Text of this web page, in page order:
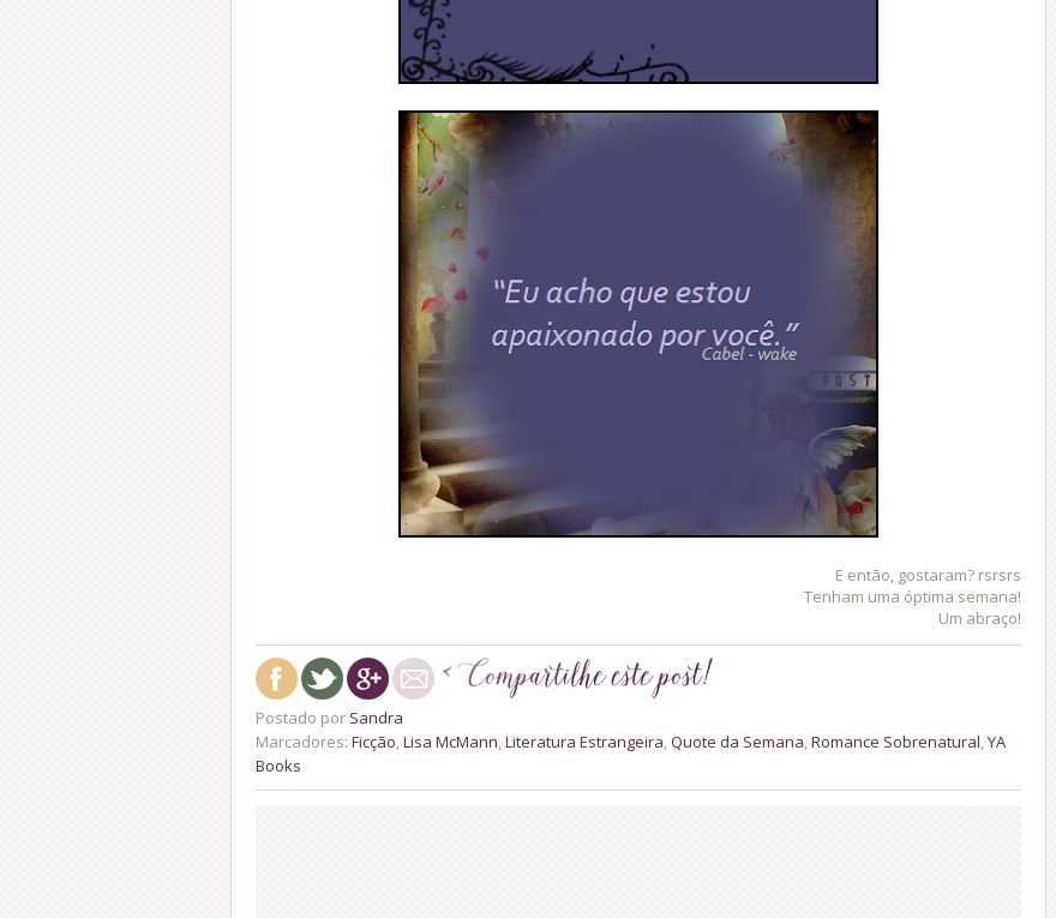
E então, gostaram? rsrsrs
Tenham uma óptima semana!
Um abraço!
Postado por Sandra
Marcadores: Ficção Lisa McMann Literatura Estrangeira Quote da Semana Romance Sobrenatural YA
Books